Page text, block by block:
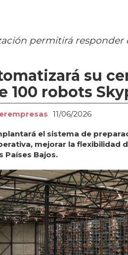
permitirá responder
su
100 robots
11/06/2026
el sistema de
mejorar la flexibilidad
Países Bajos.